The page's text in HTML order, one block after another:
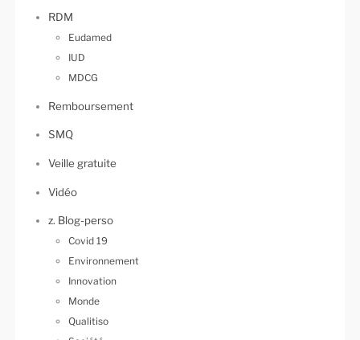
RDM
Eudamed
IUD
MDCG
Remboursement
SMQ
Veille gratuite
Vidéo
z. Blog-perso
Covid 19
Environnement
Innovation
Monde
Qualitiso